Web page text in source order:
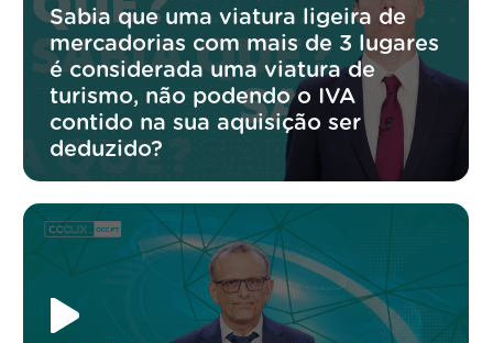
Sabia que uma viatura ligeira de
mercadorias com mais de 3 lugares
é considerada uma viatura de
turismo, não podendo o IVA
contido na sua aquisição ser
deduzido?